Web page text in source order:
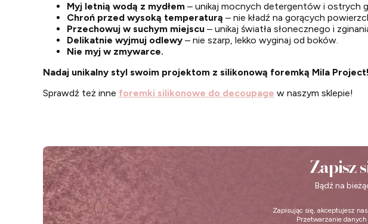
Myj letnią wodą z mydłem – unikaj mocnych detergentów i ostrych
Chroń przed wysoką temperaturą – nie kładź na gorących
Przechowuj w suchym miejscu – unikaj światła słonecznego i
Delikatnie wyjmuj odlewy – nie szarp, lekko wyginaj od boków.
Nie myj w zmywarce.
Nadaj unikalny styl swoim projektom z silikonową foremką Mila Project!
Sprawdź też inne foremki silikonowe do decoupage w naszym sklepie!
Zapisz
Bądź na
Zapisując się, akceptujesz
Przetwarzanie